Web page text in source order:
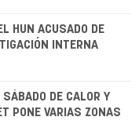
HUN ACUSADO DE
INTERNA
DE CALOR Y
PONE VARIAS ZONAS